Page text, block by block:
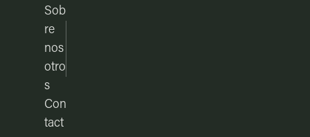
Sob
re
nos
otro
s
Con
tact